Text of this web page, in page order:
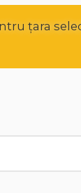
țara